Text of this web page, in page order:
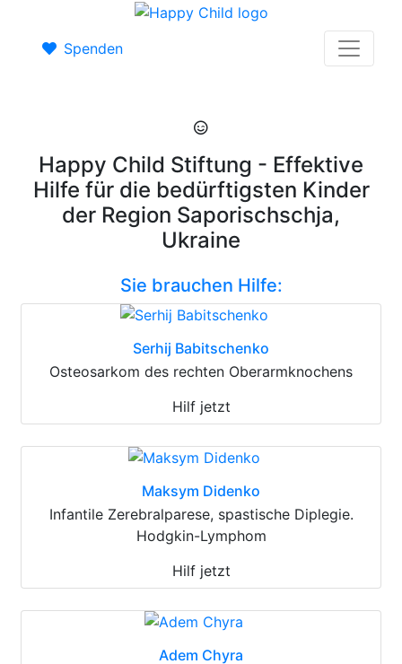
Spenden
Happy Child Stiftung - Effektive
Hilfe für die bedürftigsten Kinder
der Region Saporischschja,
Ukraine
Sie brauchen Hilfe:
Serhij Babitschenko
Osteosarkom des rechten Oberarmknochens
Hilf jetzt
Maksym Didenko
Infantile Zerebralparese, spastische Diplegie.
Hodgkin-Lymphom
Hilf jetzt
Adem Chyra